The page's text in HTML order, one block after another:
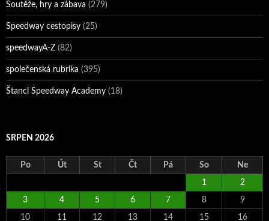
Soutěže, hry a zábava (279)
Speedway cestopisy (25)
speedwayA-Z (82)
společenská rubrika (395)
Štancl Speedway Academy (18)
SRPEN 2026
Po Út St Čt Pá So Ne
1 2
3 4 5 6 7 8 9
10 11 12 13 14 15 16